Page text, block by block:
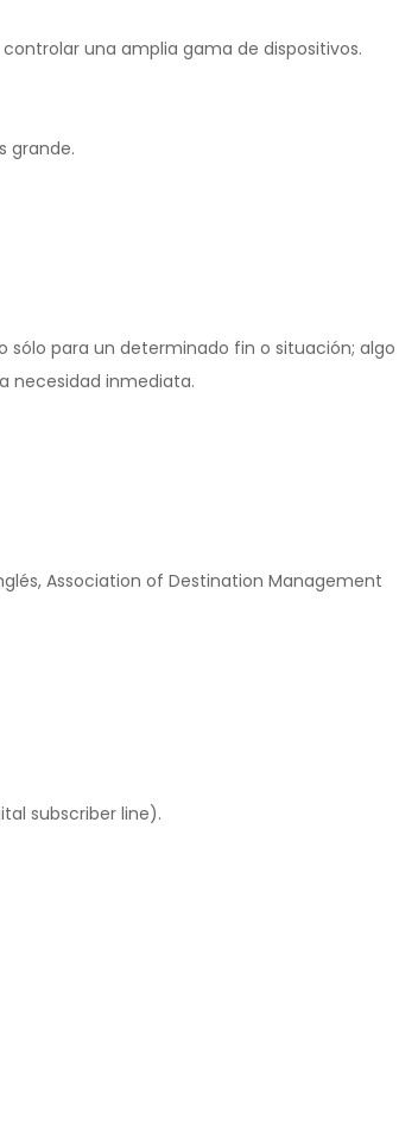
una amplia gama de dispositivos.
grande.
sólo para un determinado fin o situación; algo
necesidad inmediata.
Association of Destination Management
subscriber line).